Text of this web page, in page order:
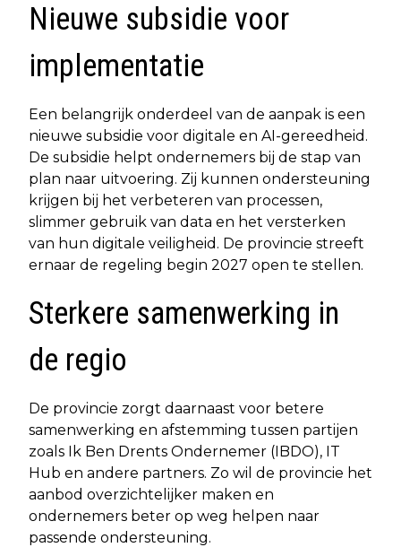
Nieuwe subsidie voor
implementatie
Een belangrijk onderdeel van de aanpak is een
nieuwe subsidie voor digitale en AI-gereedheid.
De subsidie helpt ondernemers bij de stap van
plan naar uitvoering. Zij kunnen ondersteuning
krijgen bij het verbeteren van processen,
slimmer gebruik van data en het versterken
van hun digitale veiligheid. De provincie streeft
ernaar de regeling begin 2027 open te stellen.
Sterkere samenwerking in
de regio
De provincie zorgt daarnaast voor betere
samenwerking en afstemming tussen partijen
zoals Ik Ben Drents Ondernemer (IBDO), IT
Hub en andere partners. Zo wil de provincie het
aanbod overzichtelijker maken en
ondernemers beter op weg helpen naar
passende ondersteuning.